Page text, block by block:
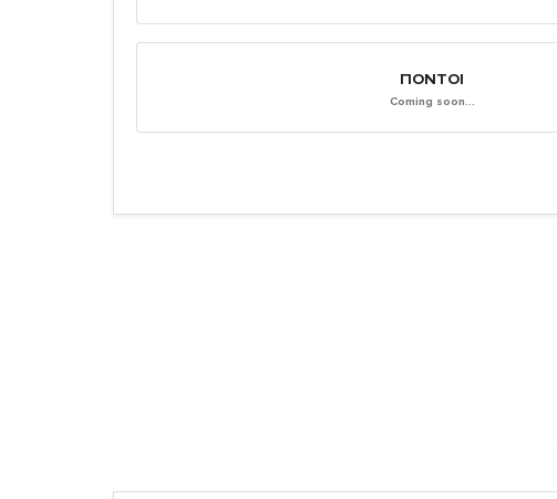
ΠΌΝΤΟΙ
Coming soon...